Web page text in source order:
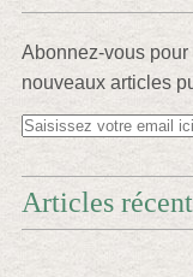
Abonnez-vous pour
nouveaux articles
Articles